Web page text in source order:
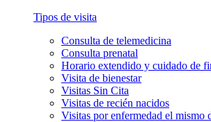
Tipos de visita
Consulta de telemedicina
Consulta prenatal
Horario extendido y cuidado de
Visita de bienestar
Visitas Sin Cita
Visitas de recién nacidos
Visitas por enfermedad el mismo